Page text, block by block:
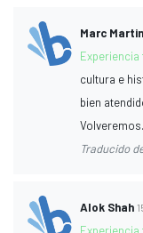
Marc
cultura e
bien
Traducido
Alok Shah